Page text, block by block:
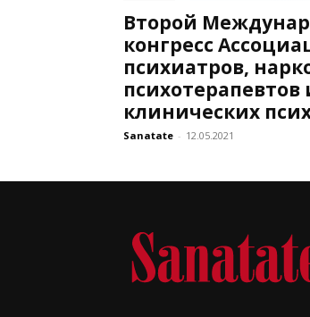
Второй
конгресс
психиатров,
психотерапевтов
клинических
Sanatate - 12.05.2021